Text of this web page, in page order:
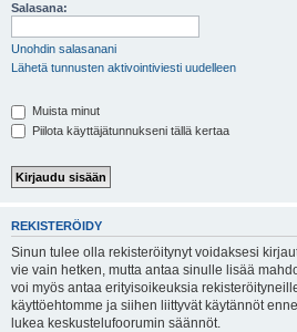
Salasana:
Unohdin salasanani
Lähetä tunnusten aktivointiviesti uudelleen
Muista minut
Piilota käyttäjätunnukseni tällä kertaa
REKISTERÖIDY
Sinun tulee olla rekisteröitynyt voidaksesi
vie vain hetken, mutta antaa sinulle lisää
voi myös antaa erityisoikeuksia
käyttöehtomme ja siihen liittyvät käytännöt
lukea keskustelufoorumin säännöt.